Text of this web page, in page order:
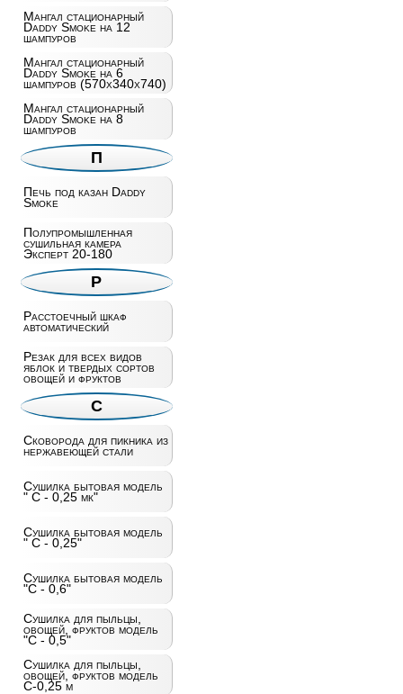
Мангал стационарный
Daddy Smoke на 12
шампуров
Мангал стационарный
Daddy Smoke на 6
шампуров (570х340х740)
Мангал стационарный
Daddy Smoke на 8
шампуров
П
Печь под казан Daddy
Smoke
Полупромышленная
сушильная камера
Эксперт 20-180
Р
Расстоечный шкаф
автоматический
Резак для всех видов
яблок и твердых сортов
овощей и фруктов
С
Сковорода для пикника из
нержавеющей стали
Сушилка бытовая модель
" С - 0,25 мк"
Сушилка бытовая модель
" С - 0,25"
Сушилка бытовая модель
"С - 0,6"
Сушилка для пыльцы,
овощей, фруктов модель
"С - 0,5"
Сушилка для пыльцы,
овощей, фруктов модель
С-0,25 м